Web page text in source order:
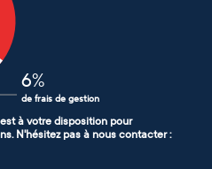
6%
de frais de gestion
à votre disposition pour
N'hésitez pas à nous contacter :